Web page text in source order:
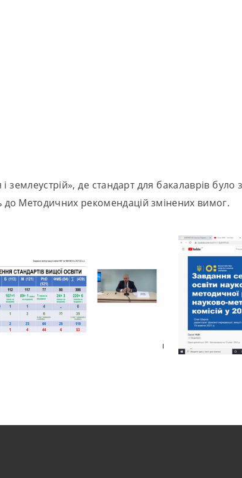
землеустрій», де стандарт для бакалаврів
до Методичних рекомендацій змінених вимог.